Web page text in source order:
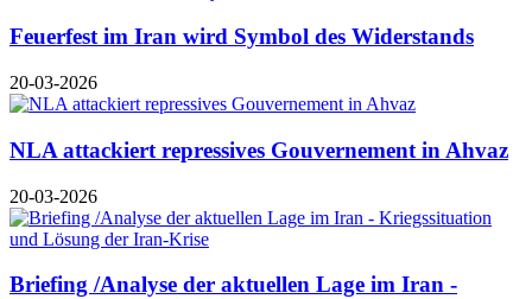
Feuerfest im Iran wird Symbol des Widerstands
20-03-2026
NLA attackiert repressives Gouvernement in Ahvaz
20-03-2026
Briefing /Analyse der aktuellen Lage im Iran -